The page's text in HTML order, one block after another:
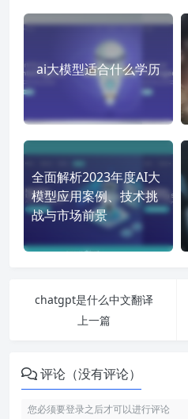
ai大模型适合什么学历
全面解析2023年度AI大
模型应用案例、技术挑
战与市场前景
chatgpt是什么中文翻译
上一篇
评论（没有评论）